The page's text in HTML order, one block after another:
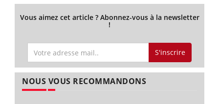
Vous aimez cet article ? Abonnez-vous à la newsletter
!
S'inscrire
NOUS VOUS RECOMMANDONS